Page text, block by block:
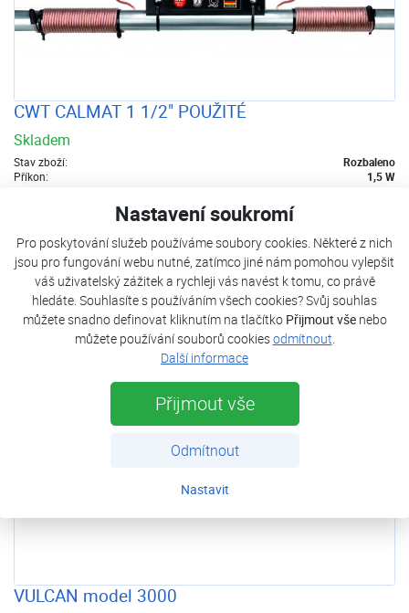
Nastavení soukromí
Pro poskytování služeb používáme soubory cookies. Některé z nich
jsou pro fungování webu nutné, zatímco jiné nám pomohou vylepšit
váš uživatelský zážitek a rychleji vás navést k tomu, co právě
hledáte. Souhlasíte s používáním všech cookies? Svůj souhlas
můžete snadno definovat kliknutím na tlačítko Přijmout všenebo
můžete používání souborů cookiesodmítnout.
Další informace
Přijmout vše
Odmítnout
Nastavit
CWT CALMAT 1 1/2" POUŽITÉ
Skladem
Stav zboží:
Rozbaleno
Příkon:
1,5 W
8 999 Kč s DPH
Přidat k nákupu
DOPRAVA
ZDARMA
VULCAN model 3000